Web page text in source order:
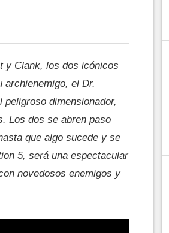
y Clank, los dos icónicos
el Dr.
dimensionador,
Los dos se abren paso
que algo sucede y se
5, será una espectacular
novedosos enemigos y